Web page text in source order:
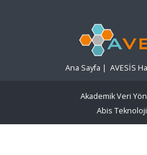
Ana Sayfa | AVESİS
Akademik Veri
Abis Teknoloji